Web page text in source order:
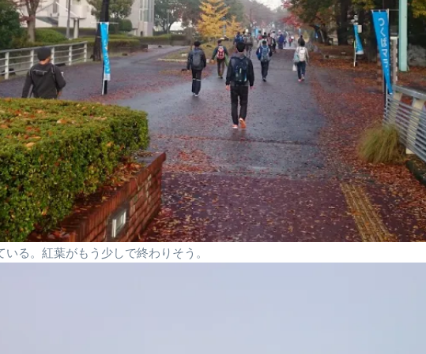
る。紅葉がもう少しで終わりそう。